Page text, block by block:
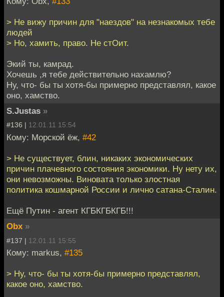
> Не вижу причин для "наездов" на незнакомых тебе
людей
> Но, хамить, право. Не стОит.
Экий ты, камрад.
Хочешь ,я тебе действительно нахамлю?
Ну, что- бы ты хотя-бы примерно представлял, какое
оно, хамство.
S.Justas »
#136 | 12.01.11 15:54
Кому: Морской ёж, #42
> Не существует, блин, никаких экономических
причин плачевного состояния экономики. Ну нету их,
они невозможны. Виновата только злостная
политика кошмарной России и лично сатана-Сталин.
Ещё Путин - агент КГБКГБКГБ!!!
Obx »
#137 | 12.01.11 15:55
Кому: markus, #135
> Ну, что- бы ты хотя-бы примерно представлял,
какое оно, хамство.